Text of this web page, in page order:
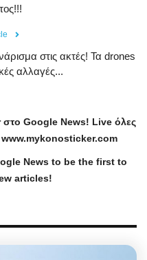
στις ακτές! Τα drones
αλλαγές...
στο Google News! Liveόλες
www.mykonosticker.com
News to be the first to
articles!